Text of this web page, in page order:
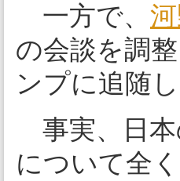
一方で、
の会談を調
ンプに追随
事実、日本
について全